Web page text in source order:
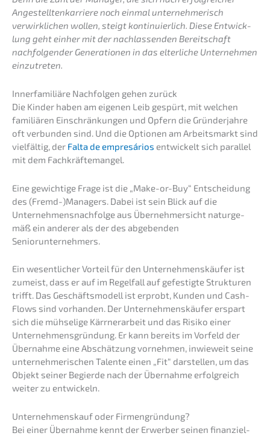
Angestell­ten­kar­rie­re noch einmal unter­neh­me­risch
verwirk­li­chen wollen, steigt konti­nu­ier­lich. Diese Entwick­
lung geht einher mit der nachlas­sen­den Bereit­schaft
nachfol­gen­der Genera­tio­nen in das elter­li­che Unter­neh­men
einzutreten.
Inner­fa­mi­liä­re Nachfol­gen gehen zurück
Die Kinder haben am eigenen Leib gespürt, mit welchen
familiä­ren Einschrän­kun­gen und Opfern die Gründer­jah­re
oft verbun­den sind. Und die Optio­nen am Arbeits­markt sind
vielfäl­tig, der Falta de empresá­ri­os entwi­ckelt sich paral­lel
mit dem Fachkräftemangel.
Eine gewich­ti­ge Frage ist die „Make-or-Buy“ Entschei­dung
des (Fremd-)Managers. Dabei ist sein Blick auf die
Unternehmens­nachfolge aus Überneh­mer­sicht natur­ge­
mäß ein anderer als der des abgeben­den
Seniorunternehmers.
Ein wesent­li­cher Vorteil für den Unter­neh­mens­käu­fer ist
zumeist, dass er auf im Regel­fall auf gefes­tig­te Struk­tu­ren
trifft. Das Geschäfts­mo­dell ist erprobt, Kunden und Cash-
Flows sind vorhan­den. Der Unter­neh­mens­käu­fer erspart
sich die mühse­li­ge Kärrner­ar­beit und das Risiko einer
Unter­neh­mens­grün­dung. Er kann bereits im Vorfeld der
Übernah­me eine Abschät­zung vorneh­men, inwie­weit seine
unter­neh­me­ri­schen Talen­te einen „Fit“ darstel­len, um das
Objekt seiner Begier­de nach der Übernah­me erfolg­reich
weiter zu entwickeln.
Unter­nehmens­kauf oder Firmengründung?
Bei einer Übernah­me kennt der Erwer­ber seinen finan­zi­el­